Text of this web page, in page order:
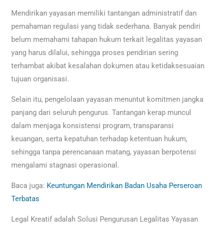
Mendirikan yayasan memiliki tantangan administratif dan
pemahaman regulasi yang tidak sederhana. Banyak pendiri
belum memahami tahapan hukum terkait legalitas yayasan
yang harus dilalui, sehingga proses pendirian sering
terhambat akibat kesalahan dokumen atau ketidaksesuaian
tujuan organisasi.
Selain itu, pengelolaan yayasan menuntut komitmen jangka
panjang dari seluruh pengurus. Tantangan kerap muncul
dalam menjaga konsistensi program, transparansi
keuangan, serta kepatuhan terhadap ketentuan hukum,
sehingga tanpa perencanaan matang, yayasan berpotensi
mengalami stagnasi operasional.
Baca juga: Keuntungan Mendirikan Badan Usaha Perseroan
Terbatas
Legal Kreatif adalah Solusi Pengurusan Legalitas Yayasan